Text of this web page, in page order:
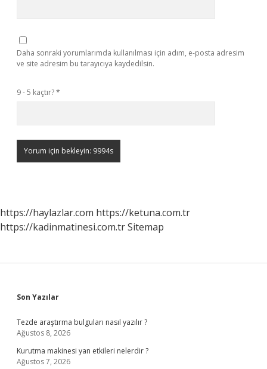
Daha sonraki yorumlarımda kullanılması için adım, e-posta adresim
ve site adresim bu tarayıcıya kaydedilsin.
9 - 5 kaçtır?*
https://haylazlar.com https://ketuna.com.tr
https://kadinmatinesi.com.trSitemap
Sidebar
Son Yazılar
Tezde araştırma bulguları nasıl yazılır ?
Ağustos 8, 2026
Kurutma makinesi yan etkileri nelerdir ?
Ağustos 7, 2026